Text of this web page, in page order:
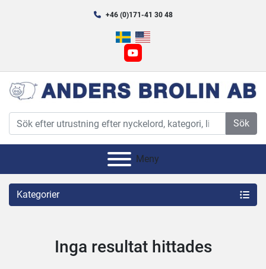
+46 (0)171-41 30 48
youtube
Sök
Meny
Kategorier
Inga resultat hittades